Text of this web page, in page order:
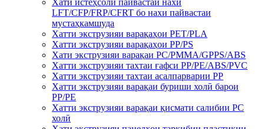
LFT/CFP/FRP/CFRT бо нахи пайвастаи
мустаҳкамшуда
Хатти экструзияи варақаҳои PET/PLA
Хатти экструзияи варақаҳои PP/PS
Хати экструзияи варақаи PC/PMMA/GPPS/ABS
Хатти экструзияи тахтаи ғафси PP/PE/ABS/PVC
Хатти экструзияи тахтаи асалпарварии PP
Хатти экструзияи варақаи буриши холӣ барои
PP/PE
Хатти экструзияи варақаи қисмати салибии PC
холӣ